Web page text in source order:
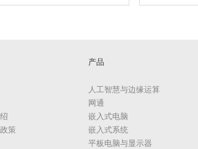
策
产品
人工智慧与边缘运算
网通
嵌入式电脑
嵌入式系统
平板电脑与显示器